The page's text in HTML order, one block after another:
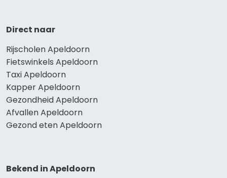
Direct naar
Rijscholen Apeldoorn
Fietswinkels Apeldoorn
Taxi Apeldoorn
Kapper Apeldoorn
Gezondheid Apeldoorn
Afvallen Apeldoorn
Gezond eten Apeldoorn
Bekend in Apeldoorn